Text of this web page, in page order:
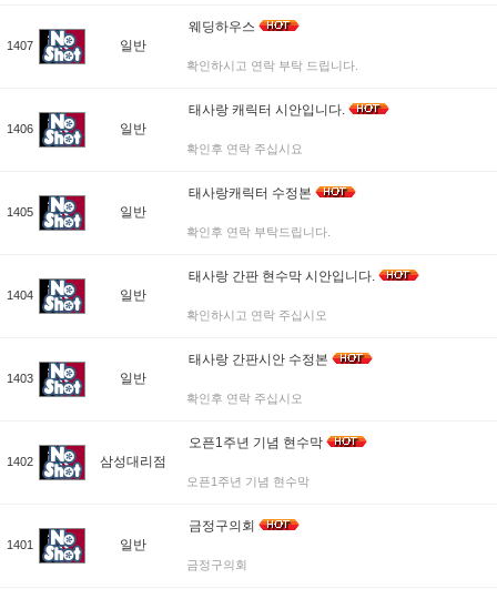
1407 일반
웨딩하우스
확인하시고 연락 부탁 드립니다.
1406 일반
태사랑 캐릭터 시안입니다.
확인후 연락 주십시요
1405 일반
태사랑캐릭터 수정본
확인후 연락 부탁드립니다.
1404 일반
태사랑 간판 현수막 시안입니다.
확인하시고 연락 주십시오
1403 일반
태사랑 간판시안 수정본
확인후 연락 주십시오
1402 삼성대리점
오픈1주년 기념 현수막
오픈1주년 기념 현수막
1401 일반
금정구의회
금정구의회